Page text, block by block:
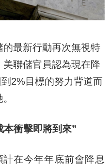
最新行動再次無視特
聯儲官員認為現在降
2%目標的努力背道而
衝擊即將到來”
在今年年底前會降息